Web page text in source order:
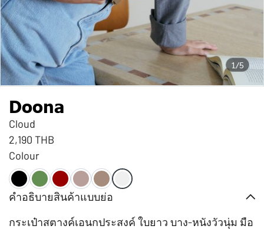
1/5
Doona
Cloud
2,190 THB
Colour
คำอธิบายสินค้าแบบย่อ
กระเป๋าสตางค์เอนกประสงค์ ใบยาว บาง-หนังวัวนุ่ม มือ